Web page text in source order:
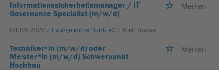
Informationssicherheitsmanager / IT
Governance Specialist (m/w/d)
Merken
04.08.2026 / Evangelische Bank eG / Kiel, Kassel
Techniker*in (m/w/d) oder
Meister*in (m/w/d) Schwerpunkt
Hochbau
Merken